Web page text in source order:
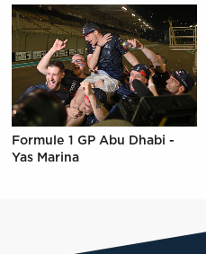
Formule 1 GP Abu Dhabi -
Yas Marina